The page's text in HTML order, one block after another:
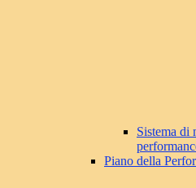
Sistema di
Piano della